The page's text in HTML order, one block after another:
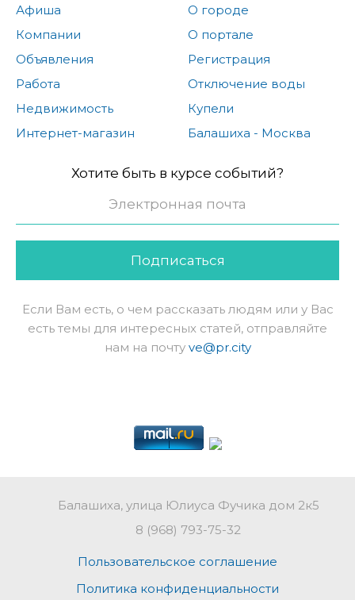
Афиша
Компании
Объявления
Работа
Недвижимость
Интернет-магазин
О городе
О портале
Регистрация
Отключение воды
Купели
Балашиха - Москва
Хотите быть в курсе событий?
Подписаться
Если Вам есть, о чем рассказать людям или у Вас
есть темы для интересных статей, отправляйте
нам на почту ve@pr.city
Балашиха, улица Юлиуса Фучика дом 2к5
8 (968) 793-75-32
Пользовательское соглашение
Политика конфиденциальности